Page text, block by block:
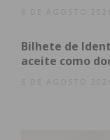
6 DE AGOSTO 2026
Bilhete de
aceite como
6 DE AGOSTO 2026